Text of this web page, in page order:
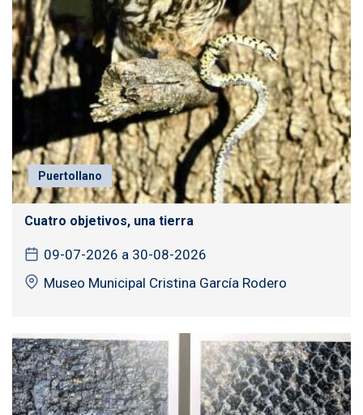
Puertollano
Cuatro objetivos, una tierra
09-07-2026 a 30-08-2026
Museo Municipal Cristina García Rodero